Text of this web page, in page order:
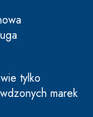
tylko
marek